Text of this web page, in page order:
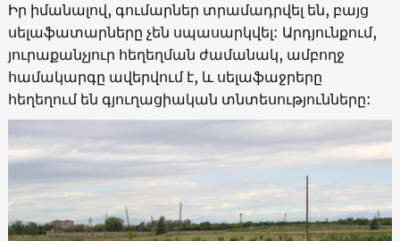
Իր իմանալով, գումարներ տրամադրվել են, բայց
սելաֆատարները չեն սպասարկվել: Արդյունքում,
յուրաքանչյուր հեղեղման ժամանակ, ամբողջ
համակարգը ավերվում է, և սելաֆաջրերը
հեղեղում են գյուղացիական տնտեսությունները: